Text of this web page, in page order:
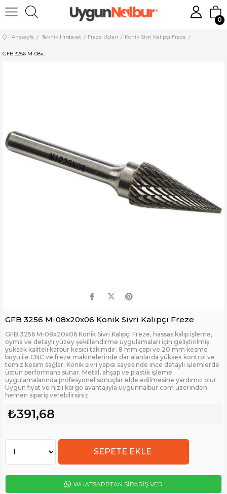
0
Anasayfa Teknik Hırdavat Freze Uçları Konik Sivri Kalıpçı Freze
GFB 3256 M-08x20x06 Konik Sivri Kalıpçı Freze
GFB 3256 M-08x20x06 Konik Sivri Kalıpçı Freze
GFB 3256 M-08x20x06 Konik Sivri Kalıpçı Freze, hassas kalıp işleme,
oyma ve detaylı yüzey şekillendirme uygulamaları için geliştirilmiş
yüksek kaliteli karbür kesici takımdır. 8 mm çapı ve 20 mm kesme
boyu ile CNC ve freze makinelerinde dar alanlarda yüksek kontrol ve
temiz kesim sağlar. Konik sivri yapısı sayesinde ince detaylı işlemlerde
üstün performans sunar. Metal, ahşap ve plastik işleme
uygulamalarında profesyonel sonuçlar elde edilmesine yardımcı olur.
Uygun fiyat ve hızlı kargo avantajıyla uygunnalbur.com üzerinden
hemen sipariş verebilirsiniz.
₺391,68
WHATSAPPTAN SİPARİŞ VER